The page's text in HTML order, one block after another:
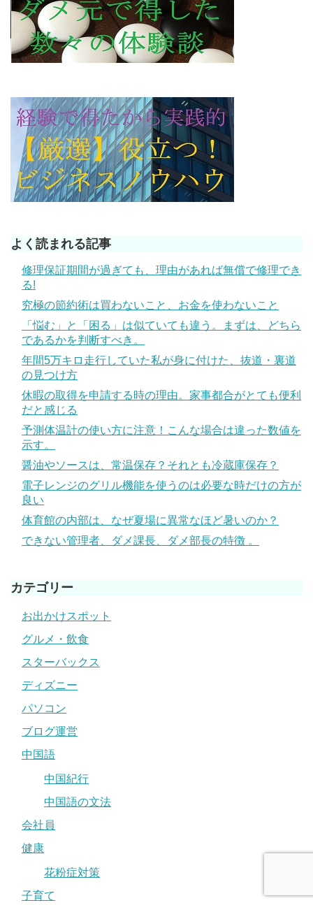
よく読まれる記事
修理保証期間が過ぎても、理由があれば無償で修理でき
る!
究極の節約術は買わないこと、お金を使わないこと
「悩む」と「困る」は似ていても違う。まずは、どちら
であるかを判断すべき。
年間5万キロ走行していた私が身に付けた、抜道・裏道
の見つけ方
休暇の取得を申請する時の理由。家事都合がとても便利
だと感じる
予測体温計の使い方に注意！こんな場合は違った数値を
示す。
醤油やソースは、常温保存？それとも冷蔵庫保存？
電子レンジのグリル機能を使うのは必要な時だけの方が
良い
体育館の内部は、なぜ夏場に異常なほど暑いのか？
できない管理者、ダメ課長、ダメ部長の特徴 。
カテゴリー
お出かけスポット
グルメ・飲食
スターバックス
ディズニー
パソコン
ブログ運営
中国語
中国紀行
中国語の文法
会社員
健康
花粉症対策
子育て